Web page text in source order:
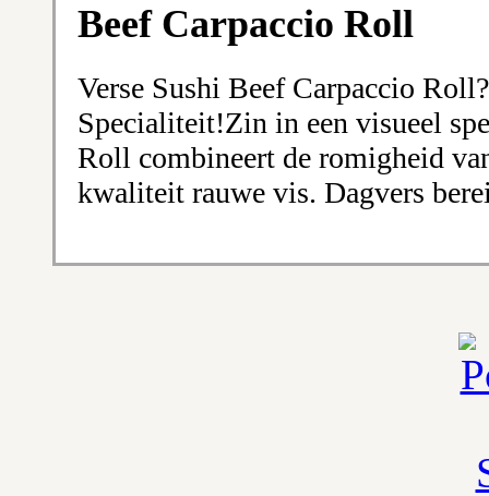
Beef Carpaccio Roll
Verse Sushi Beef Carpaccio
Specialiteit!Zin in een visueel
Roll combineert de romigheid
kwaliteit rauwe vis. Dagvers